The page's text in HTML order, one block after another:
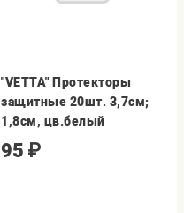
"VETTA" Протекторы
защитные 20шт. 3,7см;
1,8см, цв.белый
95 ₽